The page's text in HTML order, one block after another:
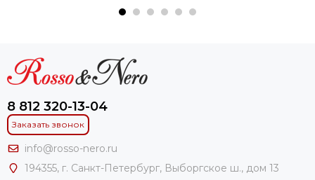
8 812 320-13-04
Заказать звонок
info@rosso-nero.ru
194355, г. Санкт-Петербург, Выборгское ш., дом 13